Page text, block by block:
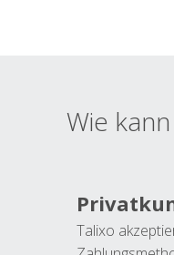
Wie
Talixo